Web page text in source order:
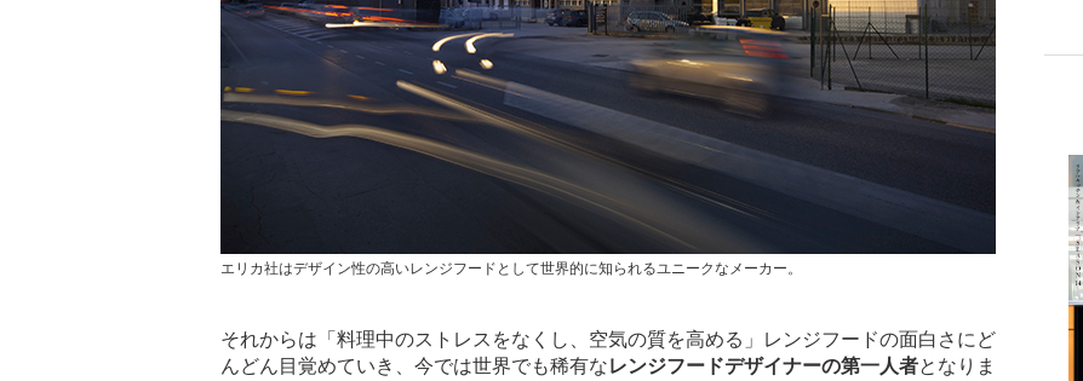
エリカ社はデザイン性の高いレンジフードとして世界的に知られるユニークなメーカー。
それからは「料理中のストレスをなくし、空気の質を高める」レンジフードの面白さにど
んどん目覚めていき、今では世界でも稀有なレンジフードデザイナーの第一人者となりま